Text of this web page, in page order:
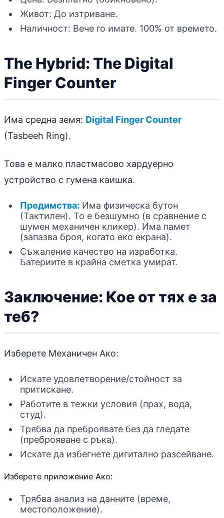
Живот: До изтриване.
Наличност: Вече го имате. 100% от времето.
The Hybrid: The Digital
Finger Counter
Има средна земя: Digital Finger Counter
(Tasbeeh Ring).
Това е малко пластмасово хардуерно
устройство с гумена каишка.
Предимства: Има физическа бутон
(Тактилен). То е безшумно (в сравнение с
шумен механичен кликер). Има памет
(запазва броя, когато еко екрана).
Съжаление качество на изработка.
Батериите в крайна сметка умират.
Заключение: Кое от тях е за
теб?
Изберете Механичен Ако:
Искате удовлетворение/стойност за
притискане.
Работите в тежки условия (прах, вода,
студ).
Трябва да преброявате без да гледате
(преброяване с ръка).
Искате да избегнете дигитално разсейване.
Изберете приложение Ако:
Трябва анализ на данните (време,
местоположение).